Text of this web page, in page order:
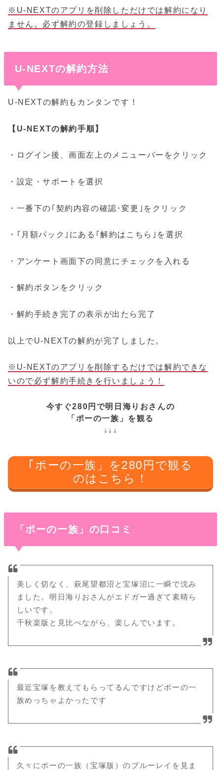
※U-NEXTのアプリを削除しただけでは解約になり
ません。必ず解約の登録しましょう。
U-NEXTの解約方法
U-NEXTの解約もカンタンです！
【U-NEXTの解約手順】
・ログイン後、画面左上のメニューバーをクリック
・設定・サポートを選択
・一番下の｢契約内容の確認･変更｣をクリック
・｢月額パック｣にある｢解約はこちら｣を選択
・アンケート画面下の同意にチェックを入れる
・解約ボタンをクリック
・解約手続き完了の表示が出たら完了
以上でU-NEXTの解約が完了しました。
※U-NEXTのアプリを削除するだけでは解約できな
いので必ず解約手続きを行いましょう！
今すぐ280円で明日海りおさんの
「ポーの一族」を観る
↓↓↓
｢ポーの一族」を280円で観る
のはこちら！
「ポーの一族」の口コミ
美しく切なく、萩尾望都沼と宝塚沼に一瞬で沈み
ました。明日海りおさんがエドガー過ぎて素晴ら
しいです。
千秋楽版と見比べながら、楽しんでいます。
最近宝塚を教えてもらってるんですけどポーの一
族めっちゃよかったです
久々にポーの一族（宝塚版）のブルーレイを見ま